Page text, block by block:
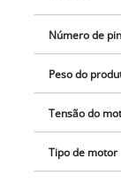
adap. de
Einhell O forn. é
Power X-
como um conj.
Número de
Peso do
Tensão do
Tipo de motor